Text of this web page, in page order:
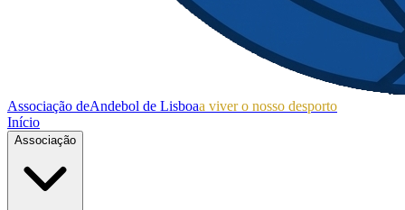
Associação deAndebol de Lisboaa viver o nosso desporto
Início
Associação